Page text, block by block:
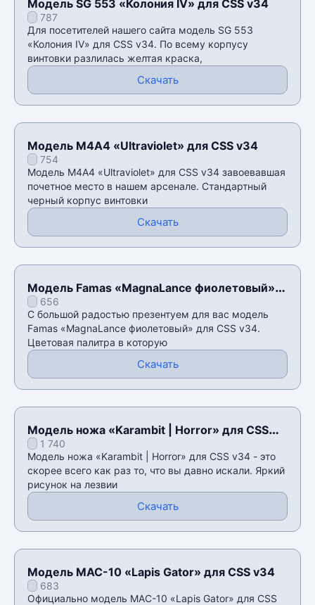
Модель SG 553 «Колония IV» для CSS v34
787
Для посетителей нашего сайта модель SG 553
«Колония IV» для CSS v34. По всему корпусу
винтовки разлилась желтая краска,
Скачать
Модель М4А4 «Ultraviolet» для CSS v34
754
Модель М4А4 «Ultraviolet» для CSS v34 завоевавшая
почетное место в нашем арсенале. Стандартный
черный корпус винтовки
Скачать
Модель Famas «MagnaLance фиолетовый»
для CSS v34
656
С большой радостью презентуем для вас модель
Famas «MagnaLance фиолетовый» для CSS v34.
Цветовая палитра в которую
Скачать
Модель ножа «Karambit | Horror» для CSS
v341 740
Модель ножа «Karambit | Horror» для CSS v34 - это
скорее всего как раз то, что вы давно искали. Яркий
рисунок на лезвии
Скачать
Модель MAC-10 «Lapis Gator» для CSS v34
683
Официально модель MAC-10 «Lapis Gator» для CSS